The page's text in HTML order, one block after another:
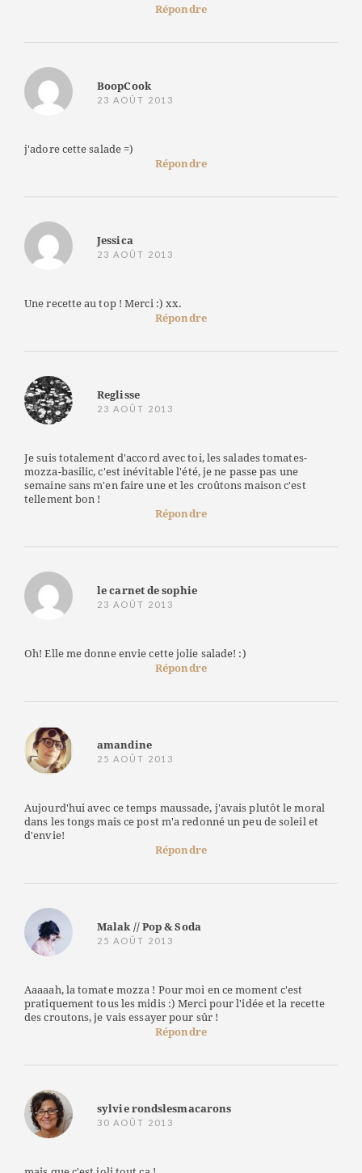
Répondre
BoopCook
23 AOÛT 2013
j'adore cette salade =)
Répondre
Jessica
23 AOÛT 2013
Une recette au top ! Merci :) xx.
Répondre
Reglisse
23 AOÛT 2013
Je suis totalement d'accord avec toi, les salades tomates-
mozza-basilic, c'est inévitable l'été, je ne passe pas une
semaine sans m'en faire une et les croûtons maison c'est
tellement bon !
Répondre
le carnet de sophie
23 AOÛT 2013
Oh! Elle me donne envie cette jolie salade! :)
Répondre
amandine
25 AOÛT 2013
Aujourd'hui avec ce temps maussade, j'avais plutôt le moral
dans les tongs mais ce post m'a redonné un peu de soleil et
d'envie!
Répondre
Malak // Pop & Soda
25 AOÛT 2013
Aaaaah, la tomate mozza ! Pour moi en ce moment c'est
pratiquement tous les midis :) Merci pour l'idée et la recette
des croutons, je vais essayer pour sûr !
Répondre
sylvie rondslesmacarons
30 AOÛT 2013